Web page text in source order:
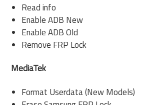
Read info
Enable ADB New
Enable ADB Old
Remove FRP Lock
MediaTek
Format Userdata (New Models)